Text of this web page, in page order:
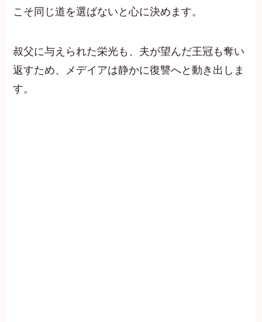
こそ同じ道を選ばないと心に決めます。
叔父に与えられた栄光も、夫が望んだ王冠も奪い
返すため、メデイアは静かに復讐へと動き出しま
す。